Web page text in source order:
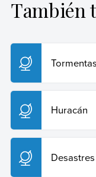
Sposob,
de 2026 de
Copiar cita
También
Huracán